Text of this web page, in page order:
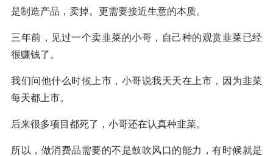
是制造产品，卖掉。更需要接近生意的本质。
三年前，见过一个卖韭菜的小哥，自己种的观赏韭菜已经
很赚钱了。
我们问他什么时候上市，小哥说我天天在上市，因为韭菜
每天都上市。
后来很多项目都死了，小哥还在认真种韭菜。
所以，做消费品需要的不是鼓吹风口的能力，有时候就是